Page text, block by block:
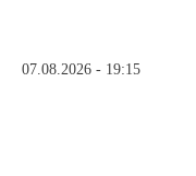
07.08.2026 - 19:15